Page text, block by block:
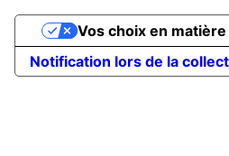
Notification lors de la
Vos choix en